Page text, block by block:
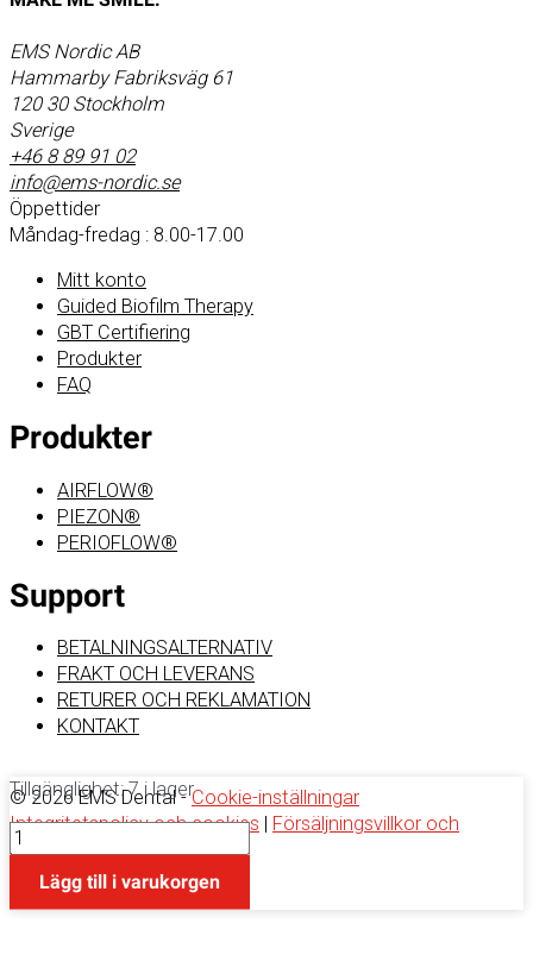
EMS Nordic AB
Hammarby Fabriksväg 61
120 30 Stockholm
Sverige
+46 8 89 91 02
info@ems-nordic.se
Öppettider
Måndag-fredag : 8.00-17.00
Mitt konto
Guided Biofilm Therapy
GBT Certifiering
Produkter
FAQ
Produkter
AIRFLOW®
PIEZON®
PERIOFLOW®
Support
BETALNINGSALTERNATIV
FRAKT OCH LEVERANS
RETURER OCH REKLAMATION
KONTAKT
© 2026 EMS Dental -Cookie-inställningar
Integritetspolicy och cookies
Försäljningsvillkor och
bestämmelser
Tillgänglighet: 7 i lager
GBT
Visigate
small
Lägg till i varukorgen